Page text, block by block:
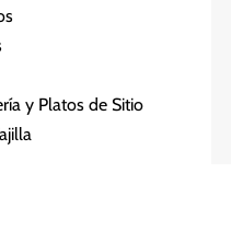
y Platos de Sitio